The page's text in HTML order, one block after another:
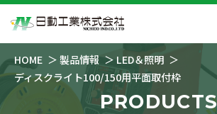
HOME 製品情報
LED＆照明
ディスクライト100/150用平面取付枠
PRODUCTS